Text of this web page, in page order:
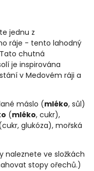
jednu z
ráje - tento lahodný
chutná
je inspirována
v Medovém ráji a
máslo (mléko, sůl)
(mléko, cukr),
glukóza), mořská
naleznete ve složkách
stopy ořechů.)